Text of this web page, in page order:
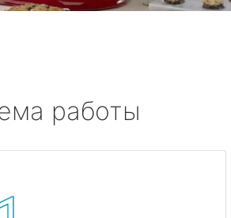
работы